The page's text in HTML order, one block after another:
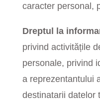
caracter personal,
Dreptul la
privind activitățile
personale, privind
a reprezentantului
destinatarii datelor